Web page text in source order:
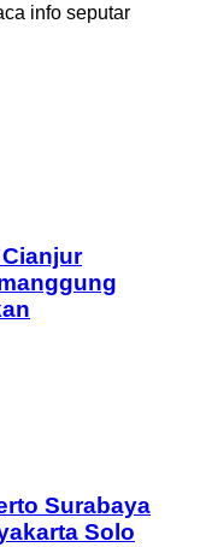
info seputar
Surabaya
Solo